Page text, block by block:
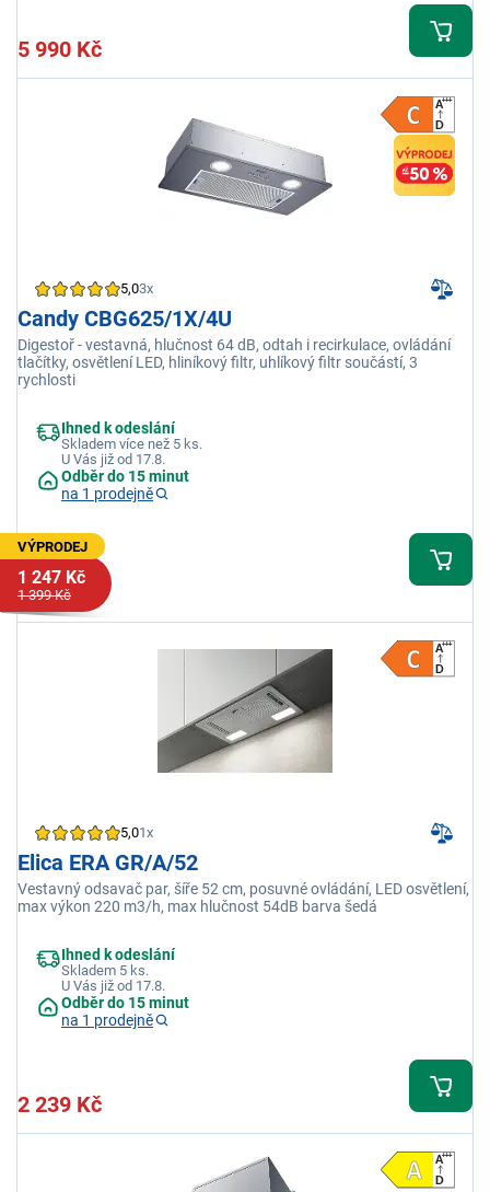
5 990 Kč
5,03x
Candy CBG625/1X/4U
Digestoř - vestavná, hlučnost 64 dB, odtah i recirkulace, ovládání
tlačítky, osvětlení LED, hliníkový filtr, uhlíkový filtr součástí, 3
rychlosti
Ihned k odeslání
Skladem více než 5 ks.
U Vás již od 17.8.
Odběr do 15 minut
na 1 prodejně
VÝPRODEJ
1 247 Kč
1 399 Kč
5,01x
Elica ERA GR/A/52
Vestavný odsavač par, šíře 52 cm, posuvné ovládání, LED osvětlení,
max výkon 220 m3/h, max hlučnost 54dB barva šedá
Ihned k odeslání
Skladem 5 ks.
U Vás již od 17.8.
Odběr do 15 minut
na 1 prodejně
2 239 Kč